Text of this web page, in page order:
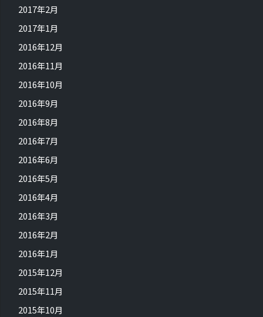
2017年2月
2017年1月
2016年12月
2016年11月
2016年10月
2016年9月
2016年8月
2016年7月
2016年6月
2016年5月
2016年4月
2016年3月
2016年2月
2016年1月
2015年12月
2015年11月
2015年10月